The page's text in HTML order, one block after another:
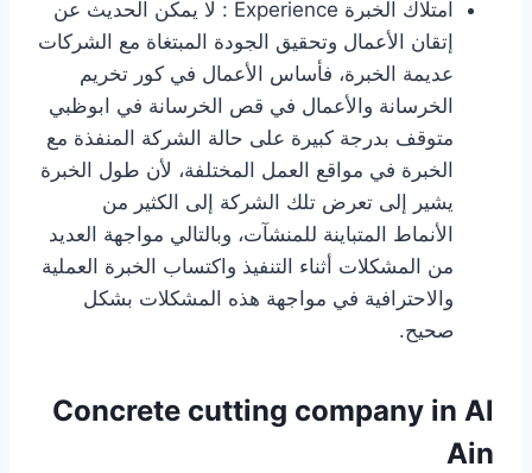
امتلاك الخبرة Experience : لا يمكن الحديث عن
إتقان الأعمال وتحقيق الجودة المبتغاة مع الشركات
عديمة الخبرة، فأساس الأعمال في كور تخريم
الخرسانة والأعمال في قص الخرسانة في ابوظبي
متوقف بدرجة كبيرة على حالة الشركة المنفذة مع
الخبرة في مواقع العمل المختلفة، لأن طول الخبرة
يشير إلى تعرض تلك الشركة إلى الكثير من
الأنماط المتباينة للمنشآت، وبالتالي مواجهة العديد
من المشكلات أثناء التنفيذ واكتساب الخبرة العملية
والاحترافية في مواجهة هذه المشكلات بشكل
صحيح.
Concrete cutting company in Al
Ain